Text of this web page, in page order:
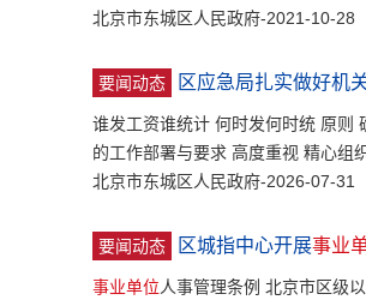
北京市东城区人民政府-2021-10-28
要闻动态 区应急局扎实做好机
谁发工资谁统计 何时发何时统 原则
的工作部署与要求 高度重视 精心组
北京市东城区人民政府-2026-07-31
要闻动态 区城指中心开展事业
事业单位人事管理条例 北京市区级